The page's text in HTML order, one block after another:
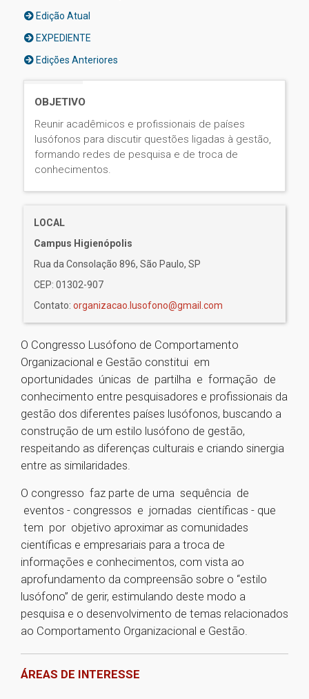
Edição Atual
EXPEDIENTE
Edições Anteriores
OBJETIVO
Reunir acadêmicos e profissionais de países
lusófonos para discutir questões ligadas à gestão,
formando redes de pesquisa e de troca de
conhecimentos.
LOCAL
Campus Higienópolis
Rua da Consolação 896, São Paulo, SP
CEP: 01302-907
Contato: organizacao.lusofono@gmail.com
O Congresso Lusófono de Comportamento
Organizacional e Gestão constitui em
oportunidades únicas de partilha e formação de
conhecimento entre pesquisadores e profissionais da
gestão dos diferentes países lusófonos, buscando a
construção de um estilo lusófono de gestão,
respeitando as diferenças culturais e criando sinergia
entre as similaridades.
O congresso faz parte de uma sequência de
eventos - congressos e jornadas científicas - que
tem por objetivo aproximar as comunidades
científicas e empresariais para a troca de
informações e conhecimentos, com vista ao
aprofundamento da compreensão sobre o “estilo
lusófono” de gerir, estimulando deste modo a
pesquisa e o desenvolvimento de temas relacionados
ao Comportamento Organizacional e Gestão.
ÁREAS DE INTERESSE